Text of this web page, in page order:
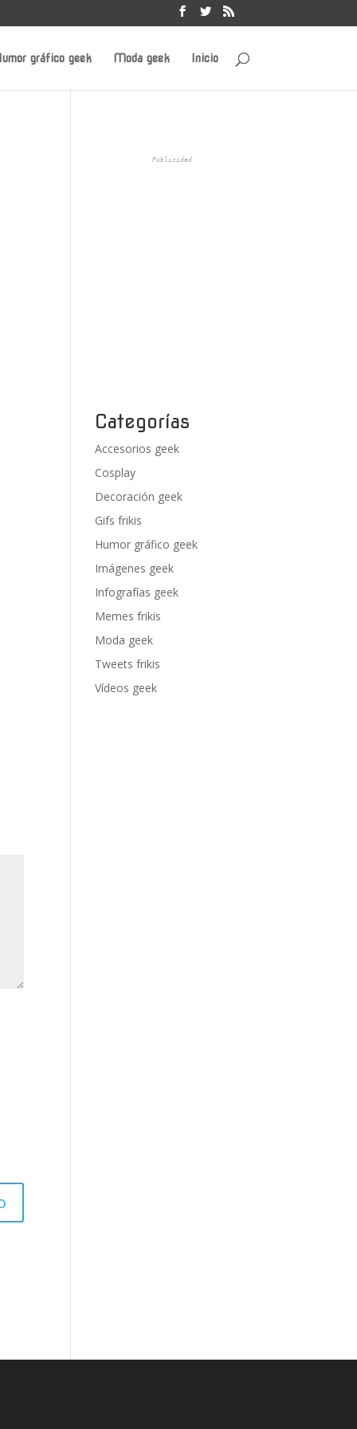
gráfico geek Moda geek Inicio
Publicidad
Categorías
Accesorios geek
Cosplay
Decoración geek
Gifs frikis
Humor gráfico geek
Imágenes geek
Infografías geek
Memes frikis
Moda geek
Tweets frikis
Vídeos geek